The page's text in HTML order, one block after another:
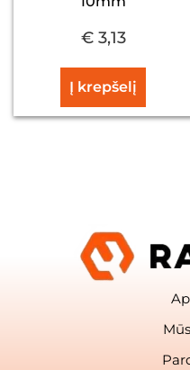
€3,13
Į krepšelį